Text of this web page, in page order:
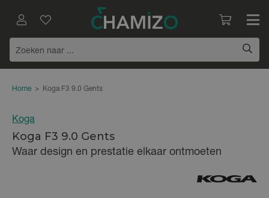
Home > Koga F3 9.0 Gents
Koga
Koga F3 9.0 Gents
Waar design en prestatie elkaar ontmoeten